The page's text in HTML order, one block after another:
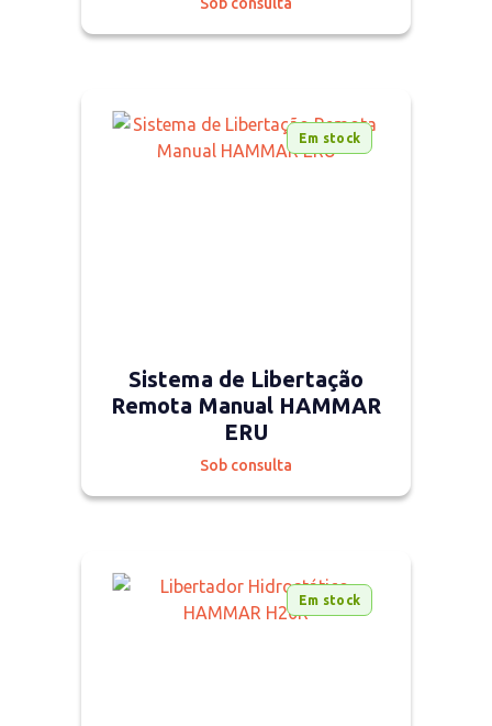
Em stock
Sistema de Libertação
Remota Manual HAMMAR
ERU
Sob consulta
Em stock